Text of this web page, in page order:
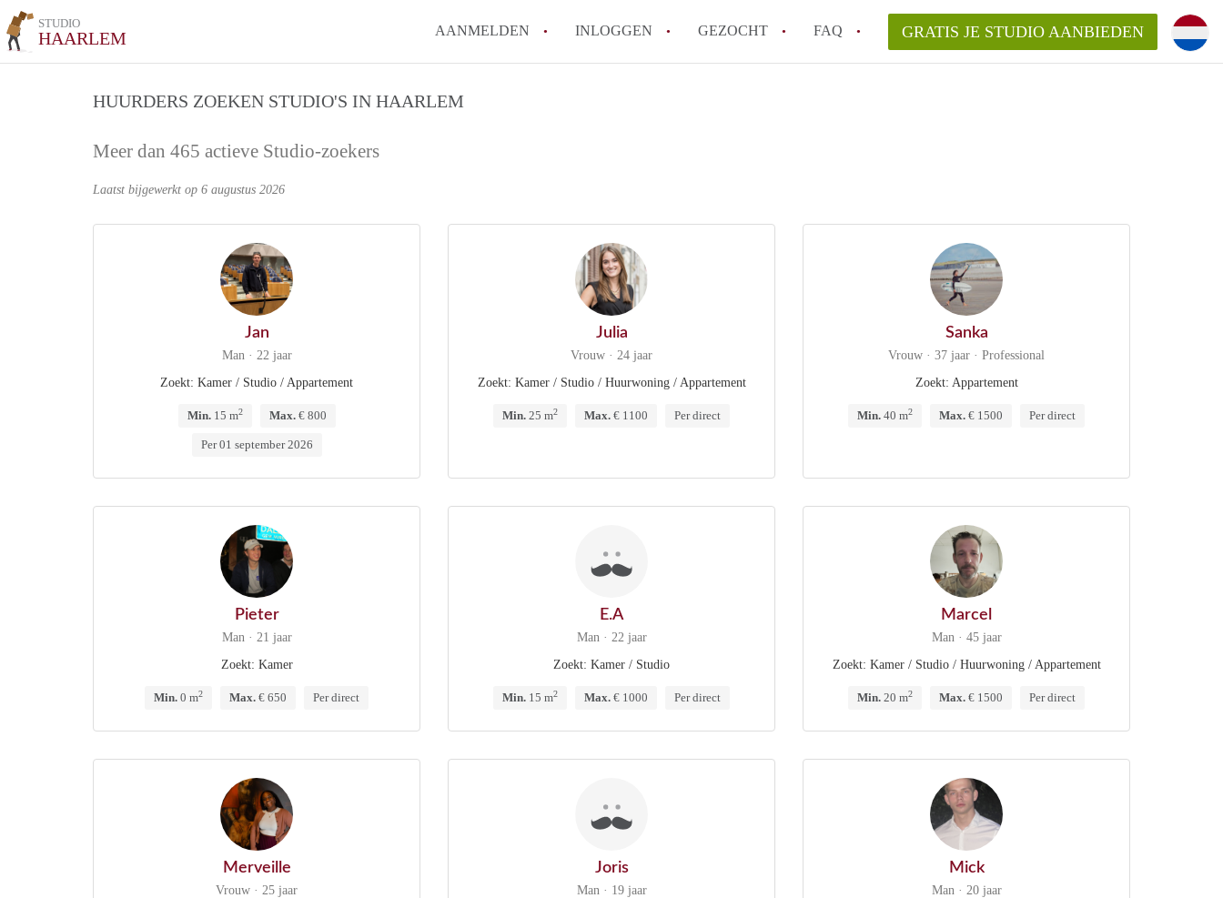
STUDIO
HAARLEM AANMELDEN INLOGGEN GEZOCHT FAQ
Alle veelgestelde vragen
GRATIS JE STUDIO AANBIEDEN
HUURDERS ZOEKEN STUDIO'S IN HAARLEM
Meer dan 465 actieve Studio-zoekers
Laatst bijgewerkt op 6 augustus 2026
Jan
Man · 22 jaar
Zoekt: Kamer / Studio / Appartement
Min.15 m2 Max.€ 800
Per 01 september 2026
Julia
Vrouw · 24 jaar
Zoekt: Kamer / Studio / Huurwoning / Appartement
Min. 25 m2 Max. € 1100 Per direct
Sanka
Vrouw · 37 jaar · Professional
Zoekt: Appartement
Min. 40 m2 Max. € 1500 Per direct
Pieter
Man · 21 jaar
Zoekt: Kamer
Min. 0 m2 Max. € 650 Per direct
E.A
Man · 22 jaar
Zoekt: Kamer / Studio
Min. 15 m2 Max. € 1000 Per direct
Marcel
Man · 45 jaar
Zoekt: Kamer / Studio / Huurwoning / Appartement
Min. 20 m2 Max. € 1500 Per direct
Merveille
Vrouw · 25 jaar
Joris
Man · 19 jaar
Mick
Man · 20 jaar